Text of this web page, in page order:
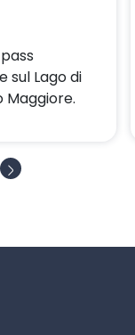
sul Lago di
Maggiore.